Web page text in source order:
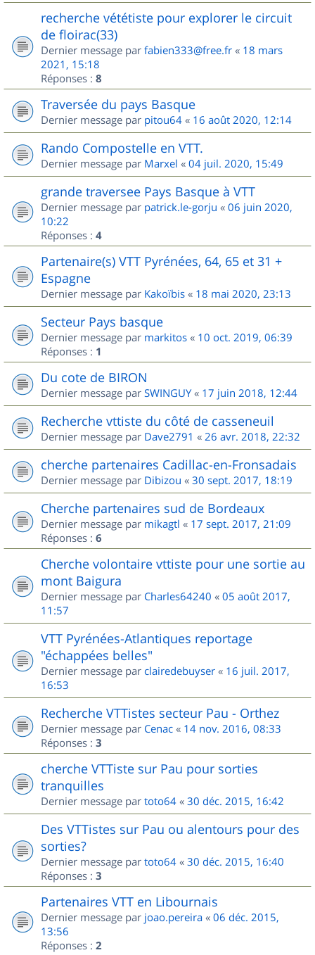
recherche vététiste pour explorer le circuit
de floirac(33)
Dernier message par fabien333@free.fr « 18 mars
2021, 15:18
Réponses : 8
Traversée du pays Basque
Dernier message par pitou64 « 16 août 2020, 12:14
Rando Compostelle en VTT.
Dernier message par Marxel « 04 juil. 2020, 15:49
grande traversee Pays Basque à VTT
Dernier message par patrick.le-gorju « 06 juin 2020,
10:22
Réponses : 4
Partenaire(s) VTT Pyrénées, 64, 65 et 31 +
Espagne
Dernier message par Kakoïbis « 18 mai 2020, 23:13
Secteur Pays basque
Dernier message par markitos « 10 oct. 2019, 06:39
Réponses : 1
Du cote de BIRON
Dernier message par SWINGUY« 17 juin 2018, 12:44
Recherche vttiste du côté de casseneuil
Dernier message par Dave2791 « 26 avr. 2018, 22:32
cherche partenaires Cadillac-en-Fronsadais
Dernier message par Dibizou « 30 sept. 2017, 18:19
Cherche partenaires sud de Bordeaux
Dernier message par mikagtl « 17 sept. 2017, 21:09
Réponses : 6
Cherche volontaire vttiste pour une sortie au
mont Baigura
Dernier message par Charles64240 « 05 août 2017,
11:57
VTT Pyrénées-Atlantiques reportage
"échappées belles"
Dernier message par clairedebuyser « 16 juil. 2017,
16:53
Recherche VTTistes secteur Pau - Orthez
Dernier message par Cenac « 14 nov. 2016, 08:33
Réponses : 3
cherche VTTiste sur Pau pour sorties
tranquilles
Dernier message par toto64 « 30 déc. 2015, 16:42
Des VTTistes sur Pau ou alentours pour des
sorties?
Dernier message par toto64 « 30 déc. 2015, 16:40
Réponses : 3
Partenaires VTT en Libournais
Dernier message par joao.pereira « 06 déc. 2015,
13:56
Réponses : 2